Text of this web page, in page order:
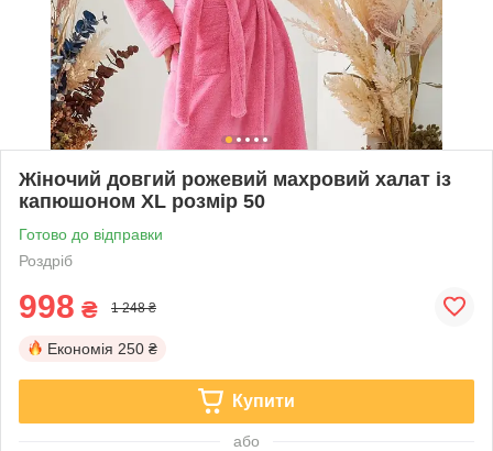
Жіночий довгий рожевий махровий халат із
капюшоном XL розмір 50
Готово до відправки
Роздріб
998 ₴ 1 248 ₴
Економія 250 ₴
Купити
або